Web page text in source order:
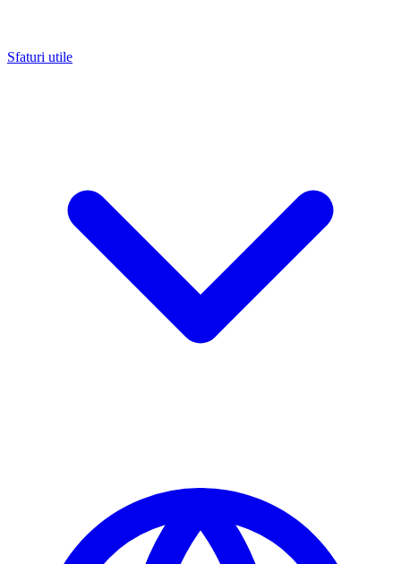
Sfaturi utile